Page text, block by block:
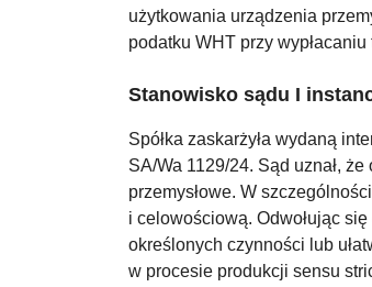
użytkowania urządzenia
podatku WHT przy
Stanowisko sądu I
Spółka zaskarżyła wydaną
SA/Wa 1129/24. Sąd uznał,
przemysłowe. W
i celowościową. Odwołując
określonych czynności lub
w procesie produkcji sensu